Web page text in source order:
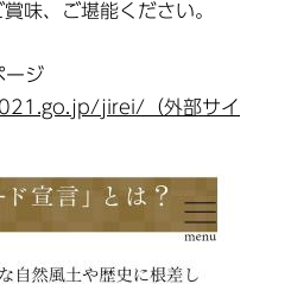
味、ご堪能ください。
ージ
jirei/（外部サイ